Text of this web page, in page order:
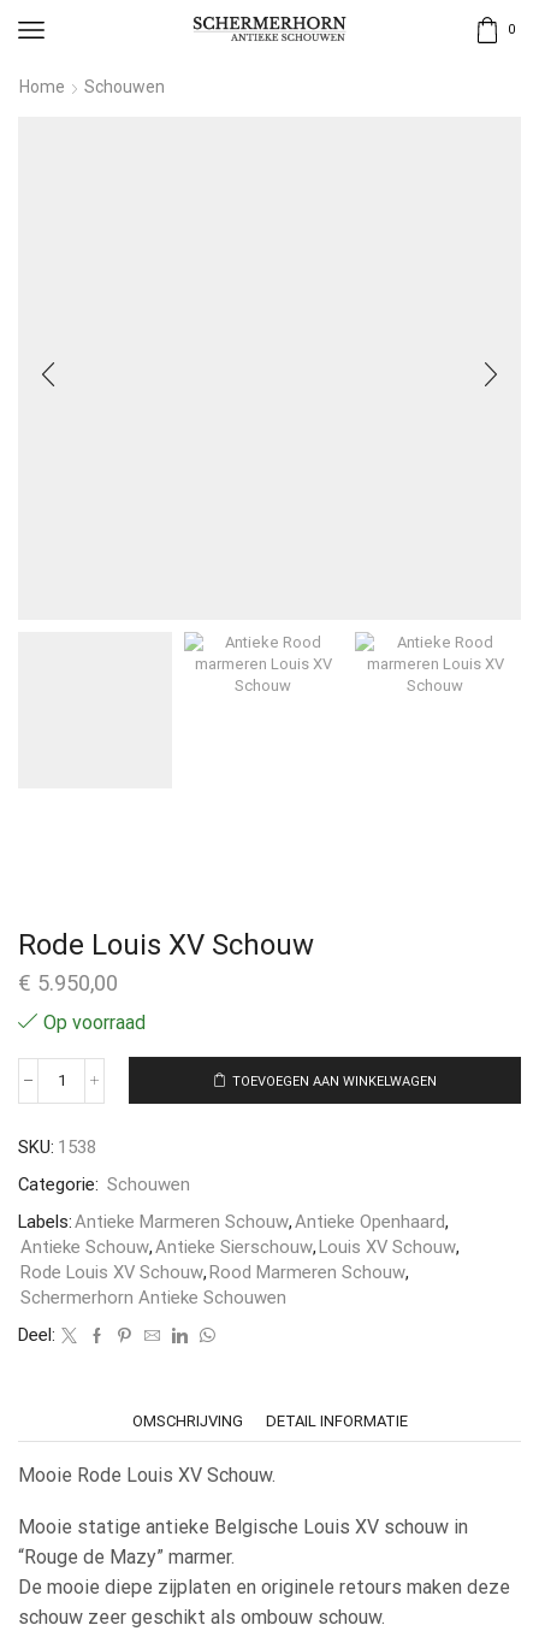
0
Home Schouwen
Rode Louis XV Schouw
€ 5.950,00
Op voorraad
TOEVOEGEN AAN WINKELWAGEN
SKU: 1538
Categorie: Schouwen
Labels:Antieke Marmeren Schouw,Antieke Openhaard,
Antieke Schouw,Antieke Sierschouw,Louis XV Schouw,
Rode Louis XV Schouw,Rood Marmeren Schouw,
Schermerhorn Antieke Schouwen
Deel:
OMSCHRIJVING DETAIL INFORMATIE
Mooie Rode Louis XV Schouw.
Mooie statige antieke Belgische Louis XV schouw in
“Rouge de Mazy” marmer.
De mooie diepe zijplaten en originele retours maken deze
schouw zeer geschikt als ombouw schouw.